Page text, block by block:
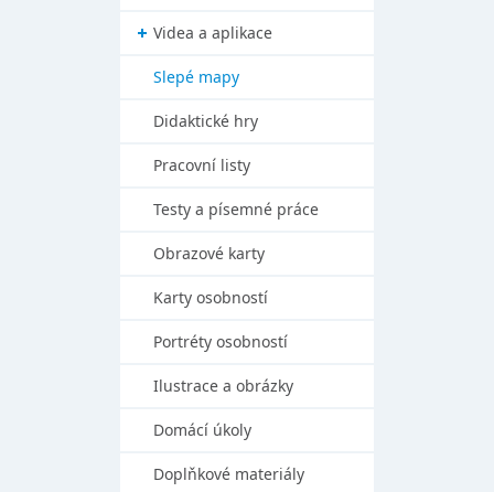
Videa a aplikace
Slepé mapy
Didaktické hry
Pracovní listy
Testy a písemné práce
Obrazové karty
Karty osobností
Portréty osobností
Ilustrace a obrázky
Domácí úkoly
Doplňkové materiály